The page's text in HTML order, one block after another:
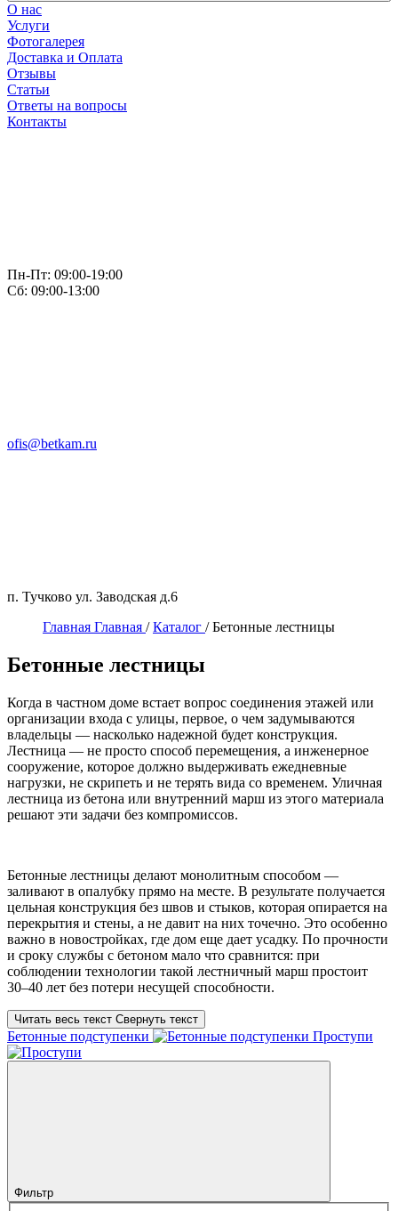
О нас
Услуги
Фотогалерея
Доставка и Оплата
Отзывы
Статьи
Ответы на вопросы
Контакты
Пн-Пт: 09:00-19:00
Сб: 09:00-13:00
ofis@betkam.ru
п. Тучково ул. Заводская д.6
Главная Главная / Каталог / Бетонные лестницы
Бетонные лестницы
Когда в частном доме встает вопрос соединения этажей или
организации входа с улицы, первое, о чем задумываются
владельцы — насколько надежной будет конструкция.
Лестница — не просто способ перемещения, а инженерное
сооружение, которое должно выдерживать ежедневные
нагрузки, не скрипеть и не терять вида со временем. Уличная
лестница из бетона или внутренний марш из этого материала
решают эти задачи без компромиссов.
Бетонные лестницы делают монолитным способом —
заливают в опалубку прямо на месте. В результате получается
цельная конструкция без швов и стыков, которая опирается на
перекрытия и стены, а не давит на них точечно. Это особенно
важно в новостройках, где дом еще дает усадку. По прочности
и сроку службы с бетоном мало что сравнится: при
соблюдении технологии такой лестничный марш простоит
30–40 лет без потери несущей способности.
Читать весь текст Свернуть текст
Бетонные подступенки Проступи
Фильтр